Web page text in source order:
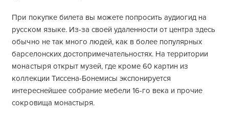
При покупке билета вы можете попросить аудиогид на
русском языке. Из-за своей удаленности от центра здесь
обычно не так много людей, как в более популярных
барселонских достопримечательностях. На территории
монастыря открыт музей, где кроме 60 картин из
коллекции Тиссена-Бонемисы экспонируется
интереснейшее собрание мебели 16-го века и прочие
сокровища монастыря.